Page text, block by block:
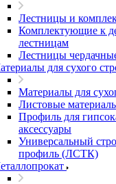
Лестницы и
Комплектующие к
лестницам
Лестницы
для сухого
Материалы для
Листовые
Профиль для
аксессуары
Универсальный
профиль (ЛСТК)